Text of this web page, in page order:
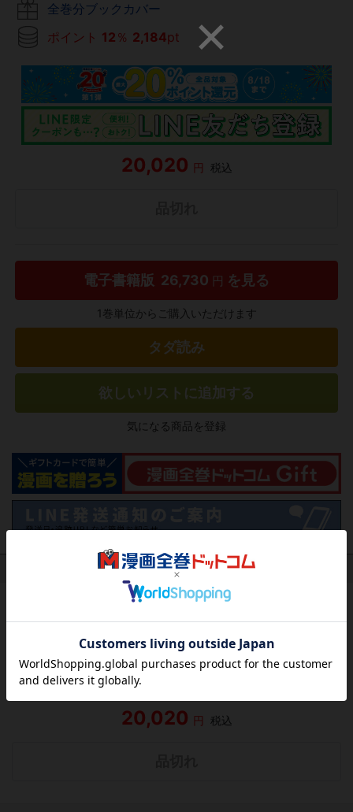
全巻分ブックカバー
ポイント 12 ％ 2,184pt
20,020 円 税込
電子書籍版 26,730 円 を見る
1巻単位からご購入いただけます
タダ読み
欲しいリストに追加する
気になる商品を登録
（関連商品を含む）
この作品にはまだレビューがありません。 今後読まれる
方のために感想を共有してもらえませんか？
レビューを書く
20,020 円 税込